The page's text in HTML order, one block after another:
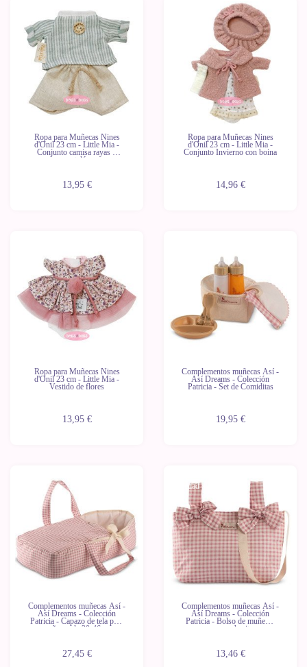
Ropa para Muñecas Nines
d'Onil 23 cm - Little Mia -
Conjunto camisa rayas y
pantalón
13,95 €
Ropa para Muñecas Nines
d'Onil 23 cm - Little Mia -
Conjunto Invierno con boina
14,96 €
Ropa para Muñecas Nines
d'Onil 23 cm - Little Mia -
Vestido de flores
13,95 €
Complementos muñecas Así -
Así Dreams - Colección
Patricia - Set de Comiditas
19,95 €
Complementos muñecas Así -
Así Dreams - Colección
Patricia - Capazo de tela para
muñecas de 30-46 cm
27,45 €
Novedad
Complementos muñecas Así -
Así Dreams - Colección
Patricia - Bolso de muñecas
para cochecito
13,46 €